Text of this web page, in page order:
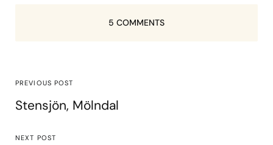
5 COMMENTS
PREVIOUS POST
Stensjön, Mölndal
NEXT POST